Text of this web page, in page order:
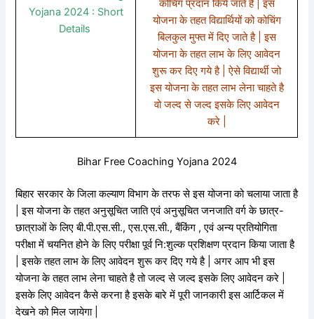
Yojana 2024 : Short
Details
कोचिंग प्रदान किये जाते है | इस
योजना के तहत विद्यार्थियों को कोचिंग
बिलकुल मुफ्त में दिए जाते है | इस
योजना के तहत लाभ के लिए आवेदन
शुरू कर दिए गये है | ऐसे विद्यार्थी जो
इस योजना के तहत लाभ लेना चाहते है
वो जल्द से जल्द इसके लिए आवेदन
करे |
Bihar Free Coaching Yojana 2024
बिहार सरकार के जिला कल्याण विभाग के तरफ से इस योजना को चलाया जाता है
| इस योजना के तहत अनुसूचित जाति एवं अनुसूचित जनजाति वर्ग के छात्र-
छात्राओं के लिए बी.पी.एस.सी., एस.एस.सी., बैंकिंग , एवं अन्य प्रतियोगिता
परीक्षा में चयनित होने के लिए परीक्षा पूर्व नि:शुल्क प्रशिक्षण प्रदान किया जाता है
| इसके तहत लाभ के लिए आवेदन शुरू कर दिए गये है | अगर आप भी इस
योजना के तहत लाभ लेना चाहते है तो जल्द से जल्द इसके लिए आवेदन करे |
इसके लिए आवेदन कैसे करना है इसके बारे में पूरी जानकारी इस आर्टिकल में
देखने को मिल जायेगा |